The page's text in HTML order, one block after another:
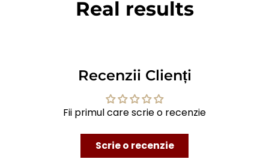
Real results
Recenzii Clienți
Fii primul care scrie o recenzie
Scrie o recenzie